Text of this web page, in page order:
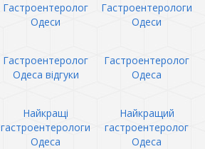
Гастроентеролог
Одеси
Гастроентерологи
Одеси
Гастроентеролог
Одеса відгуки
Гастроентеролог
Одеса
Найкращі
гастроентерологи
Одеса
Найкращий
гастроентеролог
Одеса